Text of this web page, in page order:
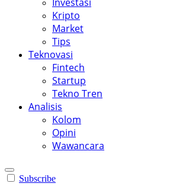
Kripto
Market
Tips
Teknovasi
Fintech
Startup
Tekno Tren
Analisis
Kolom
Opini
Wawancara
Subscribe